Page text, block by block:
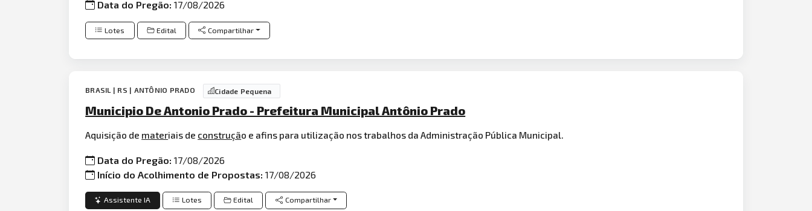
Data do Pregão:17/08/2026
Lotes Edital Compartilhar
BRASIL | RS | ANTÔNIO PRADO Cidade Pequena
Municipio De Antonio Prado - Prefeitura Municipal Antônio Prado
Aquisição de materiais de construção e afins para utilização nos trabalhos da Administração Pública Municipal.
Data do Pregão:17/08/2026
Início do Acolhimento de Propostas:17/08/2026
Assistente IA Lotes Edital Compartilhar